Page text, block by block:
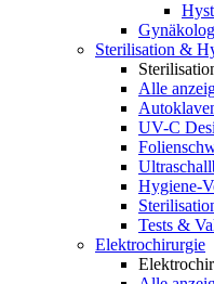
Sterilisation &
Alle
UV-C
Hygiene-
Tests &
Elektrochirurgie